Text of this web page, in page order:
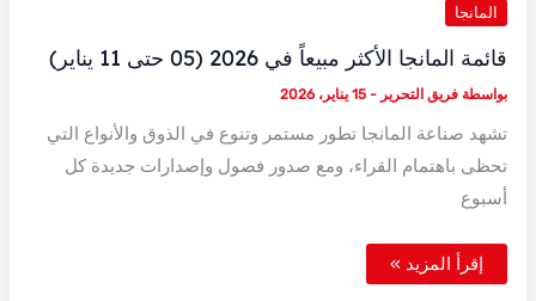
المانجا
قائمة المانجا الأكثر مبيعاً في 2026 (05 حتى 11 يناير)
بواسطة فريق التحرير - 15 يناير، 2026
تشهد صناعة المانجا تطور مستمر وتنوع في الذوق والأنواع التي
تحظى باهتمام القراء، ومع صدور فصول وإصدارات جديدة كل
أسبوع
قائمة
المانجا
إقرأ المزيد »